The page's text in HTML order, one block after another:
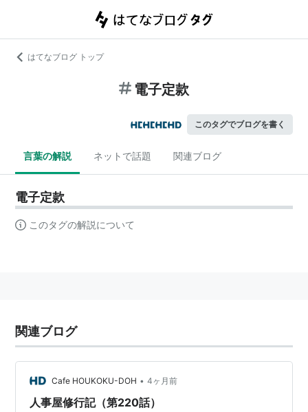
はてなブログ トップ
電子定款
このタグでブログを書く
言葉の解説 ネットで話題 関連ブログ
電子定款
このタグの解説について
関連ブログ
Cafe HOUKOKU-DOH • 4ヶ月前
人事屋修行記（第220話）